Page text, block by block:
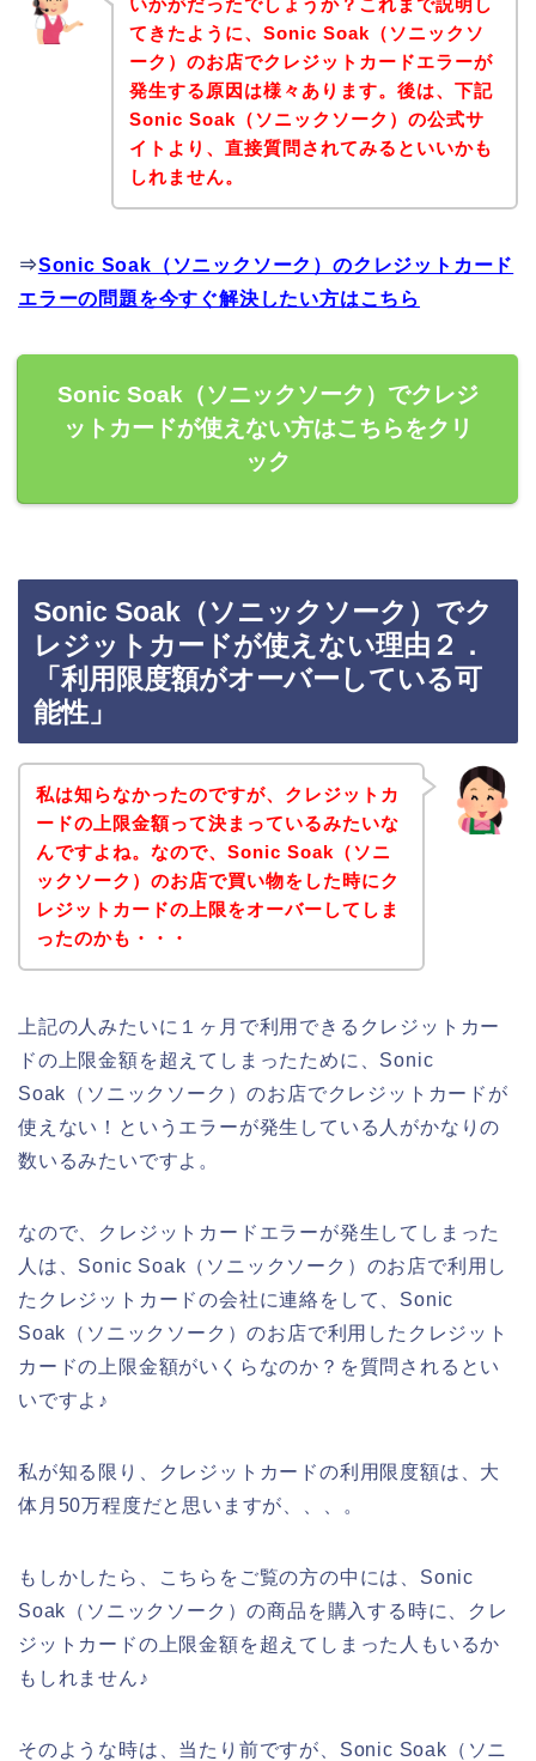
いかがだったでしょうか？これまで説明し
てきたように、Sonic Soak（ソニックソ
ーク）のお店でクレジットカードエラーが
発生する原因は様々あります。後は、下記
Sonic Soak（ソニックソーク）の公式サ
イトより、直接質問されてみるといいかも
しれません。
⇒Sonic Soak（ソニックソーク）のクレジットカード
エラーの問題を今すぐ解決したい方はこちら
Sonic Soak（ソニックソーク）でクレジ
ットカードが使えない方はこちらをクリ
ック
Sonic Soak（ソニックソーク）でク
レジットカードが使えない理由２．
「利用限度額がオーバーしている可
能性」
私は知らなかったのですが、クレジットカ
ードの上限金額って決まっているみたいな
んですよね。なので、Sonic Soak（ソニ
ックソーク）のお店で買い物をした時にク
レジットカードの上限をオーバーしてしま
ったのかも・・・
上記の人みたいに１ヶ月で利用できるクレジットカー
ドの上限金額を超えてしまったために、Sonic
Soak（ソニックソーク）のお店でクレジットカードが
使えない！というエラーが発生している人がかなりの
数いるみたいですよ。
なので、クレジットカードエラーが発生してしまった
人は、Sonic Soak（ソニックソーク）のお店で利用し
たクレジットカードの会社に連絡をして、Sonic
Soak（ソニックソーク）のお店で利用したクレジット
カードの上限金額がいくらなのか？を質問されるとい
いですよ♪
私が知る限り、クレジットカードの利用限度額は、大
体月50万程度だと思いますが、、、。
もしかしたら、こちらをご覧の方の中には、Sonic
Soak（ソニックソーク）の商品を購入する時に、クレ
ジットカードの上限金額を超えてしまった人もいるか
もしれません♪
そのような時は、当たり前ですが、Sonic Soak（ソニ